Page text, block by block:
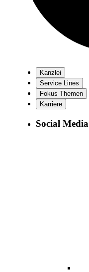
Kanzlei
Service Lines
Fokus Themen
Karriere
Social Media